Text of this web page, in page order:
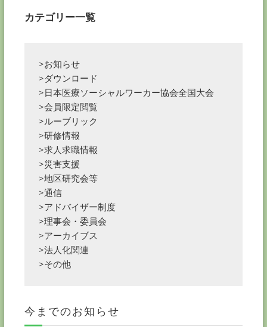
カテゴリー一覧
>お知らせ
>ダウンロード
>日本医療ソーシャルワーカー協会全国大会
>会員限定閲覧
>ルーブリック
>研修情報
>求人求職情報
>災害支援
>地区研究会等
>通信
>アドバイザー制度
>理事会・委員会
>アーカイブス
>法人化関連
>その他
今までのお知らせ